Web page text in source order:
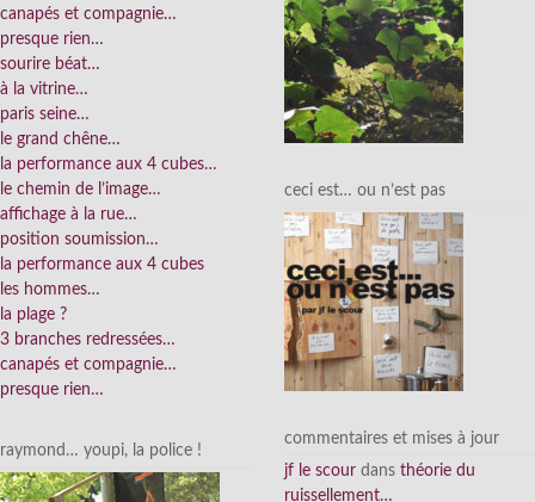
canapés et compagnie…
presque rien…
sourire béat…
à la vitrine…
paris seine…
le grand chêne…
la performance aux 4 cubes…
le chemin de l’image…
affichage à la rue…
position soumission…
la performance aux 4 cubes
les hommes…
la plage ?
3 branches redressées…
canapés et compagnie…
presque rien…
raymond… youpi, la police !
ceci est… ou n’est pas
commentaires et mises à jour
jf le scour dans théorie du
ruissellement…